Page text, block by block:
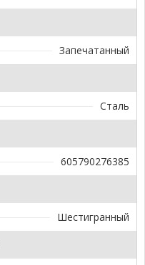
Запечатанный
Сталь
605790276385
Шестигранный